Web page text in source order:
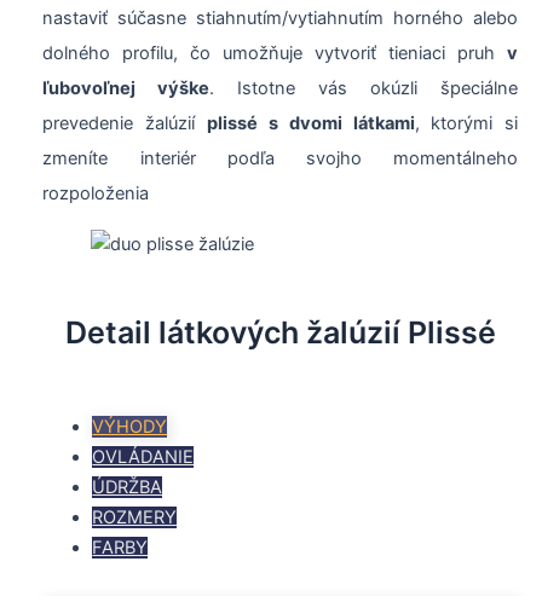
nastaviť súčasne stiahnutím/vytiahnutím horného alebo
dolného profilu, čo umožňuje vytvoriť tieniaci pruhv
ľubovoľnej výške. Istotne vás okúzli špeciálne
prevedenie žalúziíplissé s dvomi látkami, ktorými si
zmeníte interiér podľa svojho momentálneho
rozpoloženia
Detail látkových žalúzií Plissé
VÝHODY
OVLÁDANIE
ÚDRŽBA
ROZMERY
FARBY